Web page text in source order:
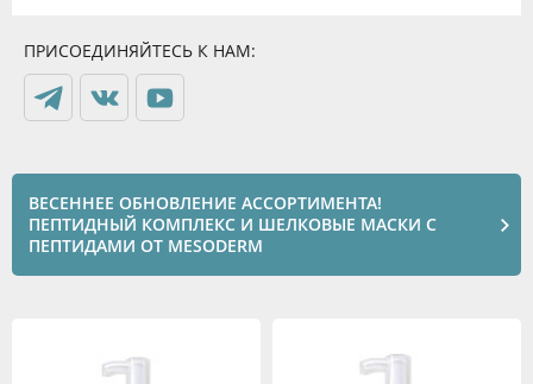
ПРИСОЕДИНЯЙТЕСЬ К НАМ:
ВЕСЕННЕЕ ОБНОВЛЕНИЕ АССОРТИМЕНТА!
ПЕПТИДНЫЙ КОМПЛЕКС И ШЕЛКОВЫЕ МАСКИ С
ПЕПТИДАМИ ОТ MESODERM